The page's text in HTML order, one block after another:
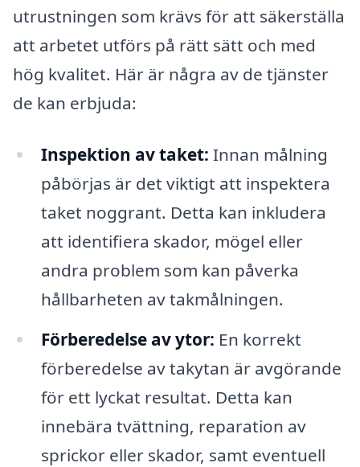
utrustningen som krävs för att säkerställa
att arbetet utförs på rätt sätt och med
hög kvalitet. Här är några av de tjänster
de kan erbjuda:
Inspektion av taket: Innan målning
påbörjas är det viktigt att inspektera
taket noggrant. Detta kan inkludera
att identifiera skador, mögel eller
andra problem som kan påverka
hållbarheten av takmålningen.
Förberedelse av ytor: En korrekt
förberedelse av takytan är avgörande
för ett lyckat resultat. Detta kan
innebära tvättning, reparation av
sprickor eller skador, samt eventuell